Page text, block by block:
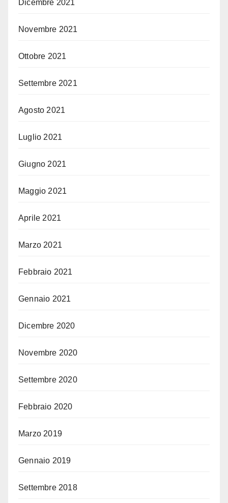
Dicembre 2021
Novembre 2021
Ottobre 2021
Settembre 2021
Agosto 2021
Luglio 2021
Giugno 2021
Maggio 2021
Aprile 2021
Marzo 2021
Febbraio 2021
Gennaio 2021
Dicembre 2020
Novembre 2020
Settembre 2020
Febbraio 2020
Marzo 2019
Gennaio 2019
Settembre 2018